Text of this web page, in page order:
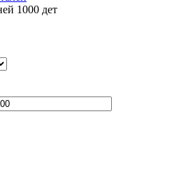
1000 дет